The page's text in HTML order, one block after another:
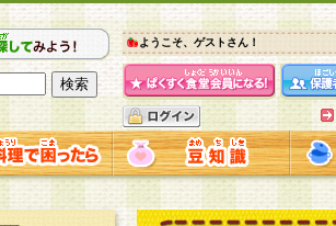
ようこそ、ゲストさん！